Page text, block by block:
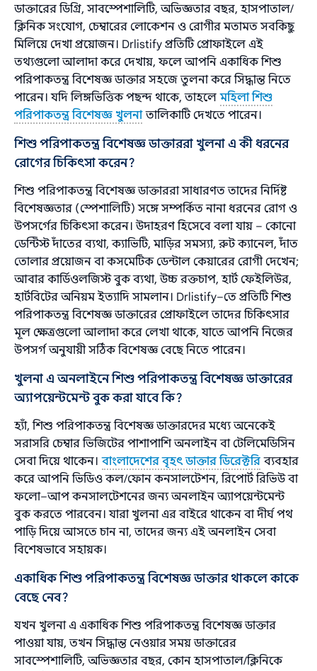
ডাক্তারের ডিগ্রি, সাবস্পেশালিটি, অভিজ্ঞতার বছর, হাসপাতাল/
ক্লিনিক সংযোগ, চেম্বারের লোকেশন ও রোগীর মতামত সবকিছু
মিলিয়ে দেখা প্রয়োজন। Drlistify প্রতিটি প্রোফাইলে এই
তথ্যগুলো আলাদা করে দেখায়, ফলে আপনি একাধিক শিশু
পরিপাকতন্ত্র বিশেষজ্ঞ ডাক্তার সহজে তুলনা করে সিদ্ধান্ত নিতে
পারেন। যদি লিঙ্গভিত্তিক পছন্দ থাকে, তাহলেমহিলা শিশু
পরিপাকতন্ত্র বিশেষজ্ঞ খুলনাতালিকাটি দেখতে পারেন।
শিশু পরিপাকতন্ত্র বিশেষজ্ঞ ডাক্তাররা খুলনা এ কী ধরনের
রোগের চিকিৎসা করেন?
শিশু পরিপাকতন্ত্র বিশেষজ্ঞ ডাক্তাররা সাধারণত তাদের নির্দিষ্ট
বিশেষজ্ঞতার (স্পেশালিটি) সঙ্গে সম্পর্কিত নানা ধরনের রোগ ও
উপসর্গের চিকিৎসা করেন। উদাহরণ হিসেবে বলা যায় – কোনো
ডেন্টিস্ট দাঁতের ব্যথা, ক্যাভিটি, মাড়ির সমস্যা, রুট ক্যানেল, দাঁত
তোলার প্রয়োজন বা কসমেটিক ডেন্টাল কেয়ারের রোগী দেখেন;
আবার কার্ডিওলজিস্ট বুক ব্যথা, উচ্চ রক্তচাপ, হার্ট ফেইলিউর,
হার্টবিটের অনিয়ম ইত্যাদি সামলান। Drlistify–তে প্রতিটি শিশু
পরিপাকতন্ত্র বিশেষজ্ঞ ডাক্তারের প্রোফাইলে তাদের চিকিৎসার
মূল ক্ষেত্রগুলো আলাদা করে লেখা থাকে, যাতে আপনি নিজের
উপসর্গ অনুযায়ী সঠিক বিশেষজ্ঞ বেছে নিতে পারেন।
খুলনা এ অনলাইনে শিশু পরিপাকতন্ত্র বিশেষজ্ঞ ডাক্তারের
অ্যাপয়েন্টমেন্ট বুক করা যাবে কি?
হ্যাঁ, শিশু পরিপাকতন্ত্র বিশেষজ্ঞ ডাক্তারদের মধ্যে অনেকেই
সরাসরি চেম্বার ভিজিটের পাশাপাশি অনলাইন বা টেলিমেডিসিন
সেবা দিয়ে থাকেন।বাংলাদেশের বৃহৎ ডাক্তার ডিরেক্টরি ব্যবহার
করে আপনি ভিডিও কল/ফোন কনসালটেশন, রিপোর্ট রিভিউ বা
ফলো–আপ কনসালটেশনের জন্য অনলাইন অ্যাপয়েন্টমেন্ট
বুক করতে পারবেন। যারা খুলনা এর বাইরে থাকেন বা দীর্ঘ পথ
পাড়ি দিয়ে আসতে চান না, তাদের জন্য এই অনলাইন সেবা
বিশেষভাবে সহায়ক।
একাধিক শিশু পরিপাকতন্ত্র বিশেষজ্ঞ ডাক্তার থাকলে কাকে
বেছে নেব?
যখন খুলনা এ একাধিক শিশু পরিপাকতন্ত্র বিশেষজ্ঞ ডাক্তার
পাওয়া যায়, তখন সিদ্ধান্ত নেওয়ার সময় ডাক্তারের
সাবস্পেশালিটি, অভিজ্ঞতার বছর, কোন হাসপাতাল/ক্লিনিকে